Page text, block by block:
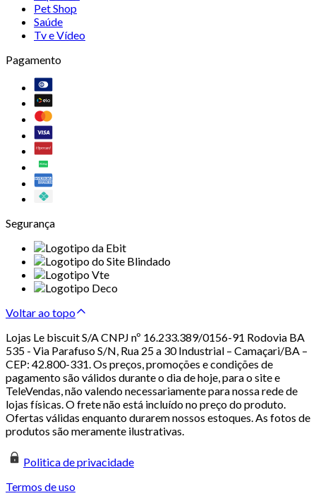
Pet Shop
Saúde
Tv e Vídeo
Pagamento
Segurança
Voltar ao topo
Lojas Le biscuit S/A CNPJ nº 16.233.389/0156-91 Rodovia BA
535 - Via Parafuso S/N, Rua 25 a 30 Industrial – Camaçari/BA –
CEP: 42.800-331. Os preços, promoções e condições de
pagamento são válidos durante o dia de hoje, para o site e
TeleVendas, não valendo necessariamente para nossa rede de
lojas físicas. O frete não está incluído no preço do produto.
Ofertas válidas enquanto durarem nossos estoques. As fotos de
produtos são meramente ilustrativas.
Politica de privacidade
Termos de uso